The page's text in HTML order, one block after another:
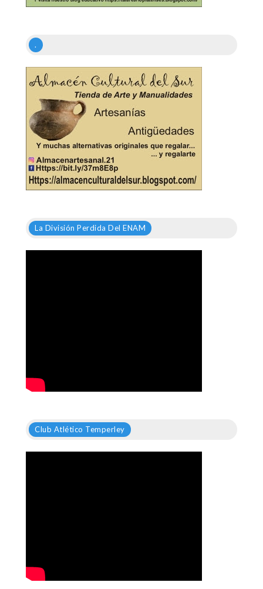
.
La División Perdida Del ENAM
Club Atlético Temperley